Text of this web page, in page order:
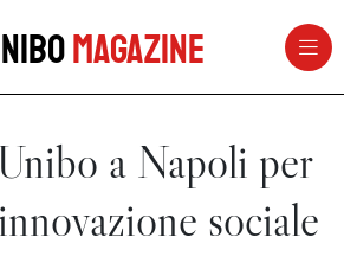
Magazine
a Napoli per
sociale